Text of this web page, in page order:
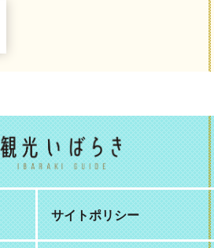
サイトポリシー